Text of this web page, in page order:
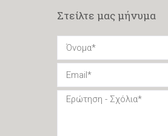
Στείλτε μας μήνυμα